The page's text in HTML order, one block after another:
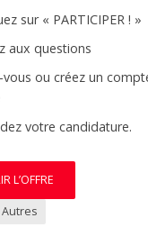
sur « PARTICIPER ! »
aux questions
ou créez un
votre candidature.
L’OFFRE
Autres